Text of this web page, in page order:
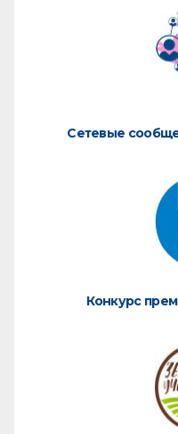
Сетевые
Конкурс